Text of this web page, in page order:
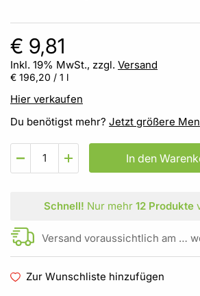
€ 9,81
Inkl. 19% MwSt., zzgl. Versand
€ 196,20 / 1 l
Hier verkaufen
Du benötigst mehr? Jetzt größere
In den
Schnell! Nur mehr 12 Produkte
Versand voraussichtlich am …
Zur Wunschliste hinzufügen